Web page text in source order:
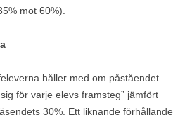
mot 60%).
håller med om påståendet
för varje elevs framsteg” jämfört
30%. Ett liknande förhållande